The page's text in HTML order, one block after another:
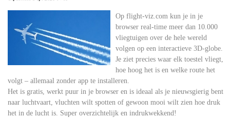
Op flight-viz.com kun je in je
browser real-time meer dan 10.000
vliegtuigen over de hele wereld
volgen op een interactieve 3D-globe.
Je ziet precies waar elk toestel vliegt,
hoe hoog het is en welke route het
volgt – allemaal zonder app te installeren.
Het is gratis, werkt puur in je browser en is ideaal als je nieuwsgierig bent
naar luchtvaart, vluchten wilt spotten of gewoon mooi wilt zien hoe druk
het in de lucht is. Super overzichtelijk en indrukwekkend!